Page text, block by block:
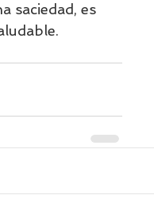
saciedad, es